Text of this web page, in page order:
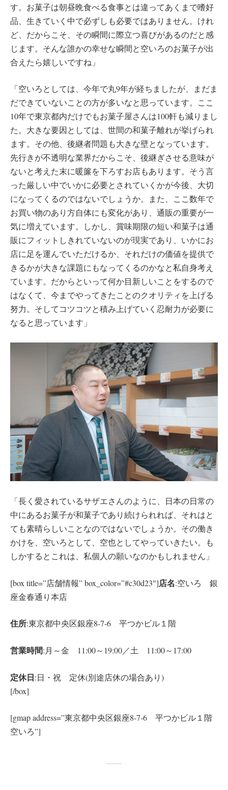
す。お菓子は朝昼晩食べる食事とは違ってあくまで嗜好
品、生きていく中で必ずしも必要ではありません。けれ
ど、だからこそ、その瞬間に際立つ喜びがあるのだと感
じます。そんな誰かの幸せな瞬間と空いろのお菓子が出
合えたら嬉しいですね」
「空いろとしては、今年で丸9年が経ちましたが、まだま
だできていないことの方が多いなと思っています。ここ
10年で東京都内だけでもお菓子屋さんは100軒も減りまし
た。大きな要因としては、世間の和菓子離れが挙げられ
ます。その他、後継者問題も大きな壁となっています。
先行きが不透明な業界だからこそ、後継ぎさせる意味が
ないと考えた末に暖簾を下ろすお店もあります。そう言
った厳しい中でいかに必要とされていくかが今後、大切
になってくるのではないでしょうか。また、ここ数年で
お買い物のあり方自体にも変化があり、通販の重要が一
気に増えています。しかし、賞味期限の短い和菓子は通
販にフィットしきれていないのが現実であり、いかにお
店に足を運んでいただけるか、それだけの価値を提供で
きるかが大きな課題にもなってくるのかなと私自身考え
ています。だからといって何か目新しいことをするので
はなくて、今までやってきたことのクオリティを上げる
努力。そしてコツコツと積み上げていく忍耐力が必要に
なると思っています」
「長く愛されているサザエさんのように、日本の日常の
中にあるお菓子が和菓子であり続けられれば、それはと
ても素晴らしいことなのではないでしょうか。その働き
かけを、空いろとして、空也としてやっていきたい。も
しかするとこれは、私個人の願いなのかもしれません」
[box title=”店舗情報” box_color=”#c30d23″]店名:空いろ 銀
座金春通り本店
住所:東京都中央区銀座8-7-6 平つかビル１階
営業時間:月～金 11:00～19:00／土 11:00～17:00
定休日:日・祝 定休(別途店休の場合あり)
[/box]
[gmap address=”東京都中央区銀座8-7-6 平つかビル１階
空いろ”]